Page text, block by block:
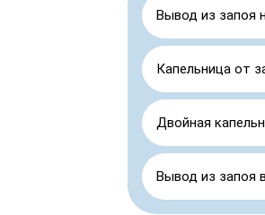
Вывод из запоя
Капельница от
Двойная
Вывод из запоя